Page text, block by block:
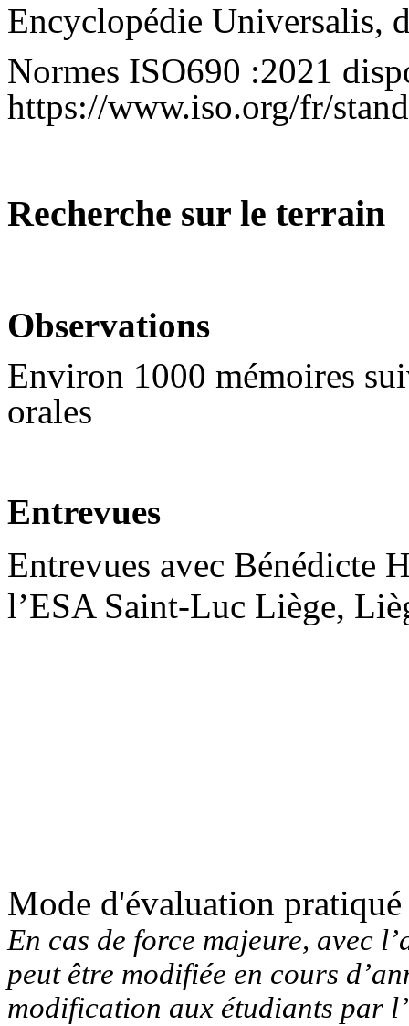
Encyclopédie Universalis,
Normes ISO690 :2021
https://www.iso.org/fr/
Recherche sur le terrain
Observations
Environ 1000 mémoires
orales
Entrevues
Entrevues avec Bénédicte
l’ESA Saint-Luc Liège,
Mode d'évaluation pratiqué
En cas de force majeure, avec
peut être modifiée en cours
modification aux étudiants par